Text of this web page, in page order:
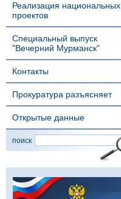
Реализация национальных
проектов
Специальный выпуск
"Вечерний Мурманск"
Контакты
Прокуратура разъясняет
Открытые данные
поиск